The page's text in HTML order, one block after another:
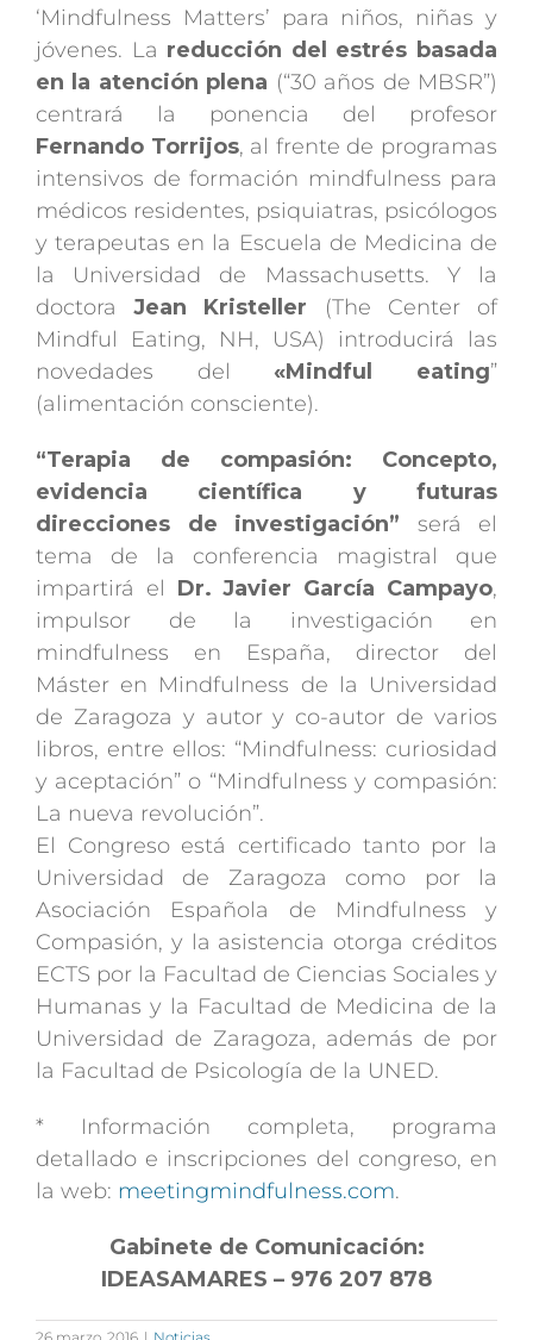
‘Mindfulness Matters’ para niños, niñas y
jóvenes. La reducción del estrés basada
en la atención plena (“30 años de MBSR”)
centrará la ponencia del profesor
Fernando Torrijos, al frente de programas
intensivos de formación mindfulness para
médicos residentes, psiquiatras, psicólogos
y terapeutas en la Escuela de Medicina de
la Universidad de Massachusetts. Y la
doctoraJean Kristeller
(The Center of
Mindful Eating, NH, USA) introducirá las
novedades del«Mindful eating”
(alimentación consciente).
“Terapia de compasión: Concepto,
evidencia científica y futuras
direcciones de investigación” será el
tema de la conferencia magistral que
impartirá el Dr. Javier García Campayo,
impulsor de la investigación en
mindfulness en España, director del
Máster en Mindfulness de la Universidad
de Zaragoza y autor y co-autor de varios
libros, entre ellos: “Mindfulness: curiosidad
y aceptación” o “Mindfulness y compasión:
La nueva revolución”.
El Congreso está certificado tanto por la
Universidad de Zaragoza como por la
Asociación Española de Mindfulness y
Compasión, y la asistencia otorga créditos
ECTS por la Facultad de Ciencias Sociales y
Humanas y la Facultad de Medicina de la
Universidad de Zaragoza, además de por
la Facultad de Psicología de la UNED.
* Información completa, programa
detallado e inscripciones del congreso, en
la web: meetingmindfulness.com.
Gabinete de Comunicación:
IDEASAMARES – 976 207 878